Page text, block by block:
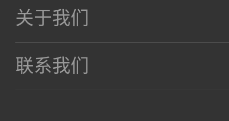
关于我们
联系我们